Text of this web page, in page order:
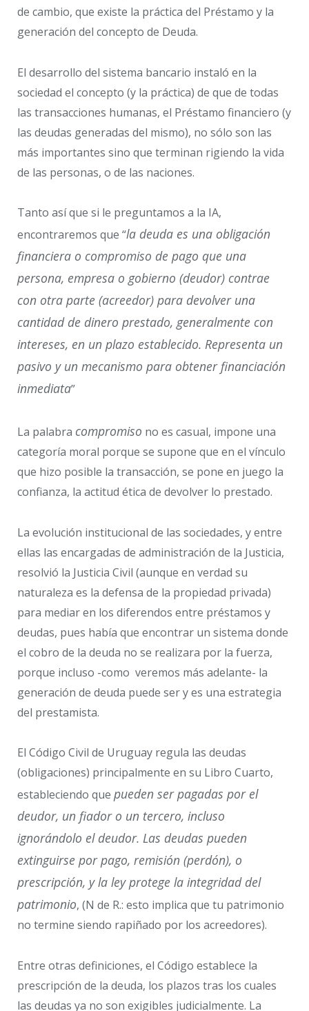
de cambio, que existe la práctica del Préstamo y la
generación del concepto de Deuda.
El desarrollo del sistema bancario instaló en la
sociedad el concepto (y la práctica) de que de todas
las transacciones humanas, el Préstamo financiero (y
las deudas generadas del mismo), no sólo son las
más importantes sino que terminan rigiendo la vida
de las personas, o de las naciones.
Tanto así que si le preguntamos a la IA,
encontraremos que “la deuda es una obligación
financiera o compromiso de pago que una
persona, empresa o gobierno (deudor) contrae
con otra parte (acreedor) para devolver una
cantidad de dinero prestado, generalmente con
intereses, en un plazo establecido. Representa un
pasivo y un mecanismo para obtener financiación
inmediata”
La palabra compromiso no es casual, impone una
categoría moral porque se supone que en el vínculo
que hizo posible la transacción, se pone en juego la
confianza, la actitud ética de devolver lo prestado.
La evolución institucional de las sociedades, y entre
ellas las encargadas de administración de la Justicia,
resolvió la Justicia Civil (aunque en verdad su
naturaleza es la defensa de la propiedad privada)
para mediar en los diferendos entre préstamos y
deudas, pues había que encontrar un sistema donde
el cobro de la deuda no se realizara por la fuerza,
porque incluso -como veremos más adelante- la
generación de deuda puede ser y es una estrategia
del prestamista.
El Código Civil de Uruguay regula las deudas
(obligaciones) principalmente en su Libro Cuarto,
estableciendo que pueden ser pagadas por el
deudor, un fiador o un tercero, incluso
ignorándolo el deudor. Las deudas pueden
extinguirse por pago, remisión (perdón), o
prescripción, y la ley protege la integridad del
patrimonio, (N de R.: esto implica que tu patrimonio
no termine siendo rapiñado por los acreedores).
Entre otras definiciones, el Código establece la
prescripción de la deuda, los plazos tras los cuales
las deudas ya no son exigibles judicialmente. La